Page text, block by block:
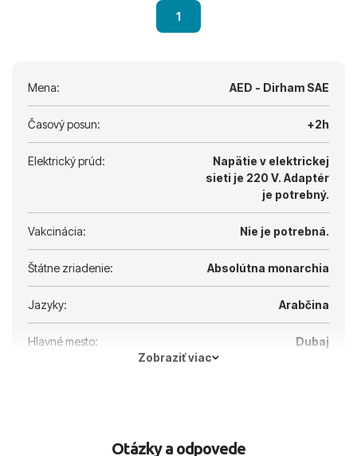
1
Mena: AED - Dirham SAE
Časový posun: +2h
Elektrický prúd:
Napätie v elektrickej
sieti je 220 V. Adaptér
je potrebný.
Vakcinácia: Nie je potrebná.
Štátne zriadenie: Absolútna monarchia
Jazyky: Arabčina
Hlavné mesto:
Dubaj
Zobraziť viac
Otázky a odpovede